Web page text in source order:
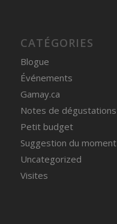
CATÉGORIES
Blogue
Événements
Gamay.ca
Notes de dégustations
Petit budget
Suggestion du moment
Uncategorized
Visites